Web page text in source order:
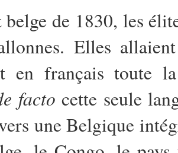
de 1830, les
Elles
en français toute
facto cette seule
une Belgique